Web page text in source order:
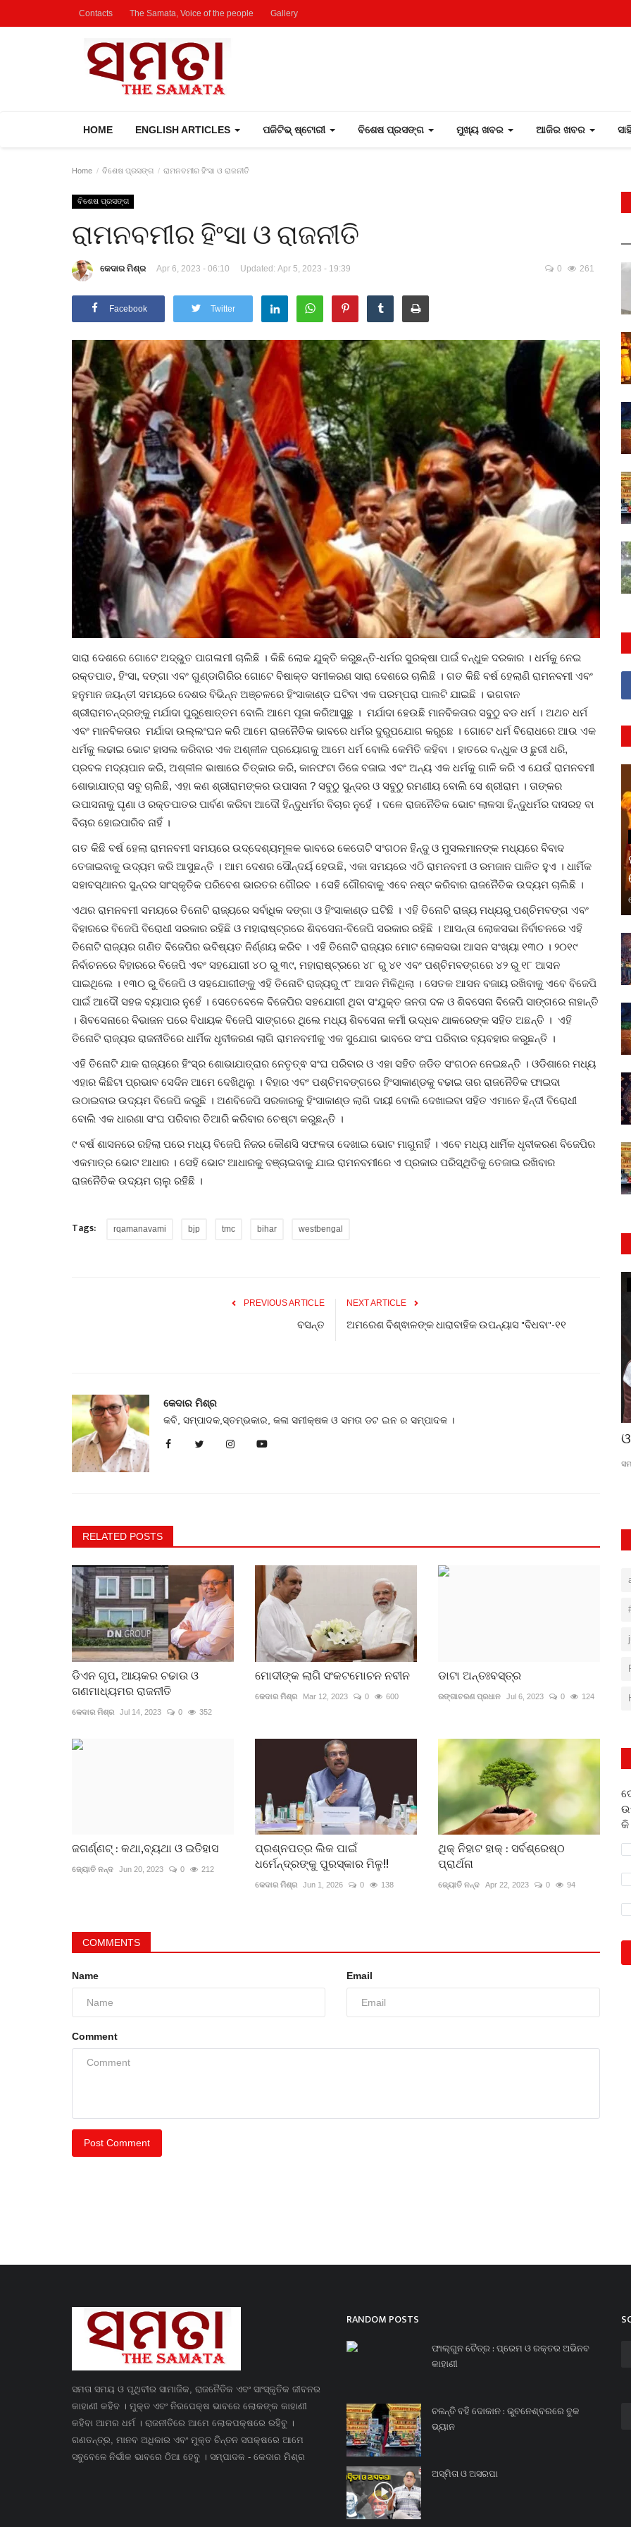
Contacts The Samata, Voice of the people Gallery
HOME ENGLISH ARTICLES ପଜିଟିଭ୍ ଷ୍ଟୋରୀ ବିଶେଷ ପ୍ରସଙ୍ଗ ମୁଖ୍ୟ ଖବର ଆଜିର ଖବର
Home ବିଶେଷ ପ୍ରସଙ୍ଗ ରାମନବମୀର ହିଂସା ଓ ରାଜନୀତି
ବିଶେଷ ପ୍ରସଙ୍ଗ
ରାମନବମୀର ହିଂସା ଓ ରାଜନୀତି
କେଦାର ମିଶ୍ର Apr 6, 2023 - 06:10 Updated: Apr 5, 2023 - 19:39 0 261
Facebook Twitter
ସାରା ଦେଶରେ ଗୋଟେ ଅଦ୍ଭୁତ ପାଗଳାମୀ ଚାଲିଛି । କିଛି ଲୋକ ଯୁକ୍ତି କରୁଛନ୍ତି-ଧର୍ମର ସୁରକ୍ଷା ପାଇଁ ବନ୍ଧୁକ ଦରକାର । ଧର୍ମକୁ ନେଇ
ରକ୍ତପାତ, ହିଂସା, ଦଙ୍ଗା ଏବଂ ଗୁଣ୍ଡାଗିରିର ଗୋଟେ ବିଷାକ୍ତ ସମୀକରଣ ସାରା ଦେଶରେ ଚାଲିଛି । ଗତ କିଛି ବର୍ଷ ହେଲାଣି ରାମନବମୀ ଏବଂ
ହନୁମାନ ଜୟନ୍ତୀ ସମୟରେ ଦେଶର ବିଭିନ୍ନ ଅଞ୍ଚଳରେ ହିଂସାକାଣ୍ଡ ଘଟିବା ଏକ ପରମ୍ପରା ପାଲଟି ଯାଇଛି । ଭଗବାନ
ଶ୍ରୀରାମଚନ୍ଦ୍ରଙ୍କୁ ମର୍ଯାଦା ପୁରୁଷୋତ୍ତମ ବୋଲି ଆମେ ପୂଜା କରିଆସୁଛୁ । ମର୍ଯାଦା ହେଉଛି ମାନବିକତାର ସବୁଠୁ ବଡ ଧର୍ମ । ଅଥଚ ଧର୍ମ
ଏବଂ ମାନବିକତାର ମର୍ଯାଦା ଉଲ୍ଲଂଘନ କରି ଆମେ ରାଜନୈତିକ ଭାବରେ ଧର୍ମର ଦୁରୁପଯୋଗ କରୁଛେ । ଗୋଟେ ଧର୍ମ ବିରୋଧରେ ଆଉ ଏକ
ଧର୍ମକୁ ଲଢାଇ ଭୋଟ ହାସଲ କରିବାର ଏକ ଅଶ୍ଳୀଳ ପ୍ରୟୋଗକୁ ଆମେ ଧର୍ମ ବୋଲି କେମିତି କହିବା । ହାତରେ ବନ୍ଧୁକ ଓ ଛୁରୀ ଧରି,
ପ୍ରବଳ ମଦ୍ୟପାନ କରି, ଅଶ୍ଳୀଳ ଭାଷାରେ ଚିତ୍କାର କରି, କାନଫଟା ଡିଜେ ବଜାଇ ଏବଂ ଅନ୍ୟ ଏକ ଧର୍ମକୁ ଗାଳି କରି ଏ ଯେଉଁ ରାମନବମୀ
ଶୋଭାଯାତ୍ରା ସବୁ ଚାଲିଛି, ଏହା କଣ ଶ୍ରୀରାମଙ୍କର ଉପାସନା ? ସବୁଠୁ ସୁନ୍ଦର ଓ ସବୁଠୁ ରମଣୀୟ ବୋଲି ସେ ଶ୍ରୀରାମ । ତାଙ୍କର
ଉପାସନାକୁ ଘୃଣା ଓ ରକ୍ତପାତର ପାର୍ବଣ କରିବା ଆଦୌ ହିନ୍ଦୁଧର୍ମର ବିଚାର ନୁହେଁ । ଦଳେ ରାଜନୈତିକ ଭୋଟ ଲାଳସା ହିନ୍ଦୁଧର୍ମର ଦାସରହ ବା
ବିଚାର ହୋଇପାରିବ ନାହିଁ ।
ଗତ କିଛି ବର୍ଷ ହେଲା ରାମନବମୀ ସମୟରେ ଉଦ୍ଦେଶ୍ୟମୂଳକ ଭାବରେ କେତୋଟି ସଂଗଠନ ହିନ୍ଦୁ ଓ ମୁସଲମାନଙ୍କ ମଧ୍ୟରେ ବିବାଦ
ତେଜାଇବାକୁ ଉଦ୍ୟମ କରି ଆସୁଛନ୍ତି । ଆମ ଦେଶର ସୌନ୍ଦର୍ୟ ହେଉଛି, ଏକା ସମୟରେ ଏଠି ରାମନବମୀ ଓ ରମଜାନ ପାଳିତ ହୁଏ । ଧାର୍ମିକ
ସହାବସ୍ଥାନର ସୁନ୍ଦର ସାଂସ୍କୃତିକ ପରିବେଶ ଭାରତର ଗୌରବ । ସେହି ଗୌରବାକୁ ଏବେ ନଷ୍ଟ କରିବାର ରାଜନୈତିକ ଉଦ୍ୟମ ଚାଲିଛି ।
ଏଥର ରାମନବମୀ ସମୟରେ ତିନୋଟି ରାଜ୍ୟରେ ସର୍ବାଧିକ ଦଙ୍ଗା ଓ ହିଂସାକାଣ୍ଡ ଘଟିଛି । ଏହି ତିନୋଟି ରାଜ୍ୟ ମଧ୍ୟରୁ ପଶ୍ଚିମବଙ୍ଗ ଏବଂ
ବିହାରରେ ବିଜେପି ବିରୋଧୀ ସରକାର ରହିଛି ଓ ମହାରାଷ୍ଟ୍ରରେ ଶିବସେନା-ବିଜେପି ସରକାର ରହିଛି । ଆସନ୍ତା ଲୋକସଭା ନିର୍ବାଚନରେ ଏହି
ତିନୋଟି ରାଜ୍ୟର ଗଣିତ ବିଜେପିର ଭବିଷ୍ୟତ ନିର୍ଣ୍ଣୟ କରିବ । ଏହି ତିନୋଟି ରାଜ୍ୟର ମୋଟ ଲୋକସଭା ଆସନ ସଂଖ୍ୟା ୧୩୦ । ୨୦୧୯
ନିର୍ବାଚନରେ ବିହାରରେ ବିଜେପି ଏବଂ ସହଯୋଗୀ ୪୦ ରୁ ୩୯, ମହାରାଷ୍ଟ୍ରରେ ୪୮ ରୁ ୪୧ ଏବଂ ପଶ୍ଚିମବଙ୍ଗରେ ୪୨ ରୁ ୧୮ ଆସନ
ପାଇଥିଲେ । ୧୩୦ ରୁ ବିଜେପି ଓ ସହଯୋଗୀଙ୍କୁ ଏହି ତିନୋଟି ରାଜ୍ୟରୁ ୯୮ ଆସନ ମିଳିଥିଲା । ସେତକ ଆସନ ବଜାୟ ରଖିବାକୁ ଏବେ ବିଜେପି
ପାଇଁ ଆଦୌ ସହଜ ବ୍ୟାପାର ନୁହେଁ । ସେତେବେଳେ ବିଜେପିର ସହଯୋଗୀ ଥିବା ସଂଯୁକ୍ତ ଜନତା ଦଳ ଓ ଶିବସେନା ବିଜେପି ସାଙ୍ଗରେ ନାହାନ୍ତି
। ଶିବସେନାରେ ବିଭାଜନ ପରେ ବିଧାୟକ ବିଜେପି ସାଙ୍ଗରେ ଥିଲେ ମଧ୍ୟ ଶିବସେନା କର୍ମୀ ଉଦ୍ଧବ ଥାକରେଙ୍କ ସହିତ ଅଛନ୍ତି । ଏହି
ତିନୋଟି ରାଜ୍ୟର ରାଜନୀତିରେ ଧାର୍ମିକ ଧୃବୀକରଣ ଲାଗି ରାମନବମୀକୁ ଏକ ସୁଯୋଗ ଭାବରେ ସଂଘ ପରିବାର ବ୍ୟବହାର କରୁଛନ୍ତି ।
ଏହି ତିନୋଟି ଯାକ ରାଜ୍ୟରେ ହିଂସ୍ର ଶୋଭାଯାତ୍ରାର ନେତୃତ୍ଵ ସଂଘ ପରିବାର ଓ ଏହା ସହିତ ଜଡିତ ସଂଗଠନ ନେଇଛନ୍ତି । ଓଡିଶାରେ ମଧ୍ୟ
ଏହାର କିଛିଟା ପ୍ରଭାବ ସେଦିନ ଆମେ ଦେଖିଥିଲୁ । ବିହାର ଏବଂ ପଶ୍ଚିମବଙ୍ଗରେ ହିଂସାକାଣ୍ଡକୁ ବଢାଇ ତାର ରାଜନୈତିକ ଫାଇଦା
ଉଠାଇବାର ଉଦ୍ୟମ ବିଜେପି କରୁଛି । ଅଣବିଜେପି ସରକାରକୁ ହିଂସାକାଣ୍ଡ ଲାଗି ଦାୟୀ ବୋଲି ଦେଖାଇବା ସହିତ ଏମାନେ ହିନ୍ଦୀ ବିରୋଧୀ
ବୋଲି ଏକ ଧାରଣା ସଂଘ ପରିବାର ତିଆରି କରିବାର ଚେଷ୍ଟା କରୁଛନ୍ତି ।
୯ ବର୍ଷ ଶାସନରେ ରହିଲା ପରେ ମଧ୍ୟ ବିଜେପି ନିଜର କୌଣସି ସଫଳତା ଦେଖାଇ ଭୋଟ ମାଗୁନାହିଁ । ଏବେ ମଧ୍ୟ ଧାର୍ମିକ ଧୃବୀକରଣ ବିଜେପିର
ଏକମାତ୍ର ଭୋଟ ଆଧାର । ସେହି ଭୋଟ ଆଧାରକୁ ବଞ୍ଚାଇବାକୁ ଯାଇ ରାମନବମୀରେ ଏ ପ୍ରକାର ପରିସ୍ଥିତିକୁ ତେଜାଇ ରଖିବାର
ରାଜନୈତିକ ଉଦ୍ୟମ ଚାଲୁ ରହିଛି ।
Tags: rqamanavami bjp tmc bihar westbengal
PREVIOUS ARTICLE
ବସନ୍ତ
NEXT ARTICLE
ଅମରେଶ ବିଶ୍ଵାଳଙ୍କ ଧାରାବାହିକ ଉପନ୍ୟାସ "ବିଧବା"-୧୧
କେଦାର ମିଶ୍ର
କବି, ସମ୍ପାଦକ,ସ୍ତମ୍ଭକାର, କଳା ସମୀକ୍ଷକ ଓ ସମତା ଡଟ ଇନ ର ସମ୍ପାଦକ ।
RELATED POSTS
ଡିଏନ ଗୃପ, ଆୟକର ଚଢାଉ ଓ
ଗଣମାଧ୍ୟମର ରାଜନୀତି
କେଦାର ମିଶ୍ର Jul 14, 2023 0 352
ମୋଦୀଙ୍କ ଲାଗି ସଂକଟମୋଚନ ନବୀନ
କେଦାର ମିଶ୍ର Mar 12, 2023 0 600
ଡାଟା ଅନ୍ତଃବସ୍ତ୍ର
ରଙ୍ଗାଚରଣ ପ୍ରଧାନ Jul 6, 2023 0 124
ଜଗର୍ଣ୍ଣଟ୍ : କଥା,ବ୍ୟଥା ଓ ଇତିହାସ
ଜ୍ୟୋତି ନନ୍ଦ Jun 20, 2023 0 212
ପ୍ରଶ୍ନପତ୍ର ଲିକ ପାଇଁ
ଧର୍ମେନ୍ଦ୍ରଙ୍କୁ ପୁରସ୍କାର ମିଳୁ!!
କେଦାର ମିଶ୍ର Jun 1, 2026 0 138
ଥିକ୍ ନିହାଟ ହାକ୍ : ସର୍ବଶ୍ରେଷ୍ଠ
ପ୍ରାର୍ଥନା
ଜ୍ୟୋତି ନନ୍ଦ Apr 22, 2023 0 94
COMMENTS
Name Email
Comment
Post Comment
ବର୍ଷା ପବ୍ଲିକେଶନ୍ସ ର ବର୍ଷା ଉତ୍ସବ :
ପରମ୍ପରା ଓ ସମକାଳୀନ ସାହିତ୍ୟର...
କି
ସମତା ସମୟ ଓ ପୃଥିବୀର ସାମାଜିକ, ରାଜନୈତିକ ଏବଂ ସାଂସ୍କୃତିକ ଜୀବନର
କାହାଣୀ କହିବ । ମୁକ୍ତ ଏବଂ ନିରପେକ୍ଷ ଭାବରେ ଲୋକଙ୍କ କାହାଣୀ
କହିବା ଆମର ଧର୍ମ । ରାଜନୀତିରେ ଆମେ ଲୋକପକ୍ଷରେ ରହିବୁ ।
ଗଣତନ୍ତ୍ର, ମାନବ ଅଧିକାର ଏବଂ ମୁକ୍ତ ଚିନ୍ତନ ସପକ୍ଷରେ ଆମେ
ସବୁବେଳେ ନିର୍ଭୀକ ଭାବରେ ଠିଆ ହେବୁ । ସମ୍ପାଦକ - କେଦାର ମିଶ୍ର
RANDOM POSTS
ଫାଲ୍ଗୁନ ଚୈତ୍ର : ପ୍ରେମ ଓ ରକ୍ତର ଅଭିନବ
କାହାଣୀ
ଚଳନ୍ତି ବହି ଦୋକାନ : ଭୁବନେଶ୍ବରରେ ବୁକ
ଭ୍ୟାନ
ଅସ୍ମିତା ଓ ଅସରପା